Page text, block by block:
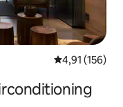
Gemiddelde
4,91 (156)